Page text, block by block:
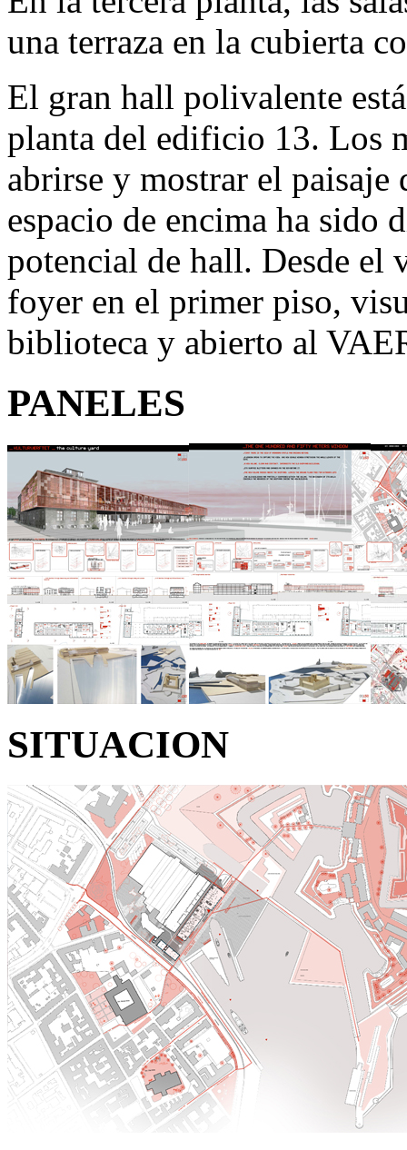
una terraza en la cubierta
El gran hall polivalente
planta del edificio 13. Los
abrirse y mostrar el paisaje
espacio de encima ha sido
potencial de hall. Desde el
foyer en el primer piso,
biblioteca y abierto al
PANELES
SITUACION